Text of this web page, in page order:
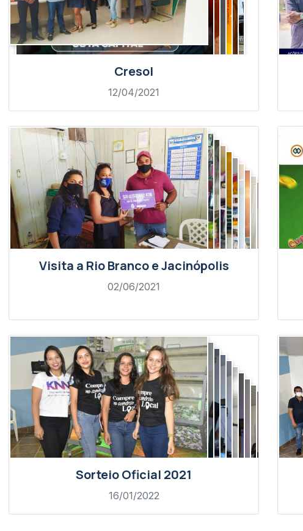
Cresol
12/04/2021
Visita a Rio Branco e Jacinópolis
02/06/2021
Sorteio Oficial 2021
16/01/2022